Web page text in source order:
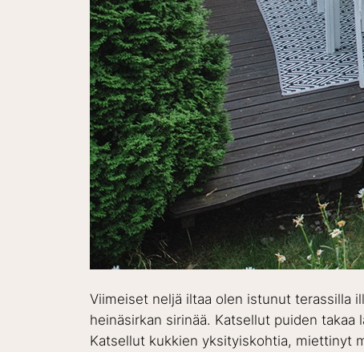
Viimeiset neljä iltaa olen istunut terassilla
heinäsirkan sirinää. Katsellut puiden
Katsellut kukkien yksityiskohtia, miettinyt